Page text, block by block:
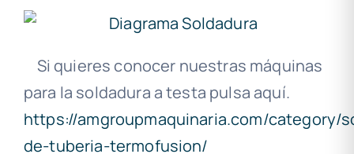
Si quieres conocer nuestras máquinas
para la soldadura a testa pulsa aquí.
https://amgroupmaquinaria.com/category/
de-tuberia-termofusion/